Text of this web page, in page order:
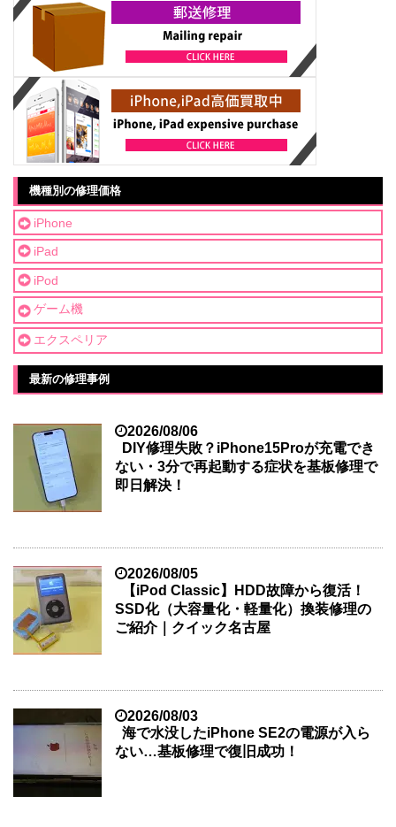
機種別の修理価格
iPhone
iPad
iPod
ゲーム機
エクスペリア
最新の修理事例
2026/08/06
DIY修理失敗？iPhone15Proが充電でき
ない・3分で再起動する症状を基板修理で
即日解決！
2026/08/05
【iPod Classic】HDD故障から復活！
SSD化（大容量化・軽量化）換装修理の
ご紹介｜クイック名古屋
2026/08/03
海で水没したiPhone SE2の電源が入ら
ない…基板修理で復旧成功！